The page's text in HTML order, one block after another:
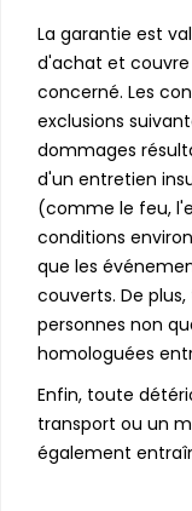
La garantie est
d'achat et
concerné. Les
exclusions
dommages
d'un entretien
(comme le feu,
conditions
que les
couverts. De
personnes non
homologuées
Enfin, toute
transport ou un
également